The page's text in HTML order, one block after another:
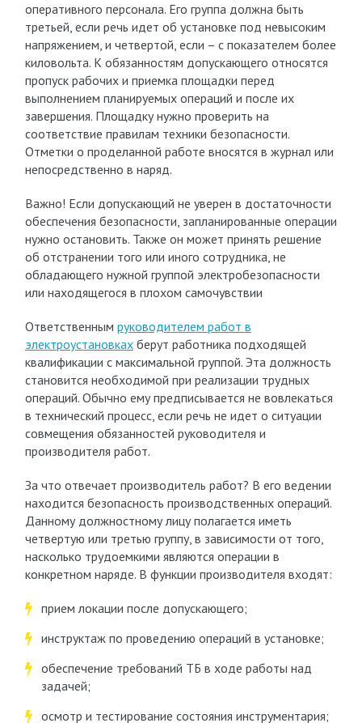
оперативного персонала. Его группа должна быть
третьей, если речь идет об установке под невысоким
напряжением, и четвертой, если – с показателем более
киловольта. К обязанностям допускающего относятся
пропуск рабочих и приемка площадки перед
выполнением планируемых операций и после их
завершения. Площадку нужно проверить на
соответствие правилам техники безопасности.
Отметки о проделанной работе вносятся в журнал или
непосредственно в наряд.
Важно! Если допускающий не уверен в достаточности
обеспечения безопасности, запланированные операции
нужно остановить. Также он может принять решение
об отстранении того или иного сотрудника, не
обладающего нужной группой электробезопасности
или находящегося в плохом самочувствии
Ответственным руководителем работ в
электроустановкахберут работника подходящей
квалификации с максимальной группой. Эта должность
становится необходимой при реализации трудных
операций. Обычно ему предписывается не вовлекаться
в технический процесс, если речь не идет о ситуации
совмещения обязанностей руководителя и
производителя работ.
За что отвечает производитель работ? В его ведении
находится безопасность производственных операций.
Данному должностному лицу полагается иметь
четвертую или третью группу, в зависимости от того,
насколько трудоемкими являются операции в
конкретном наряде. В функции производителя входят:
прием локации после допускающего;
инструктаж по проведению операций в установке;
обеспечение требований ТБ в ходе работы над
задачей;
осмотр и тестирование состояния инструментария;